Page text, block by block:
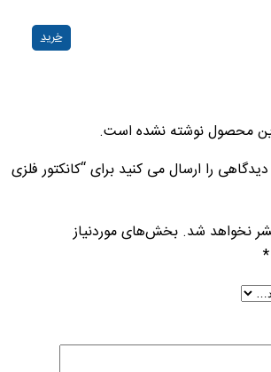
خرید
محصول نوشته نشده است.
را ارسال می کنید برای “کانکتور فلزی
نخواهد شد. بخش‌های موردنیاز
*